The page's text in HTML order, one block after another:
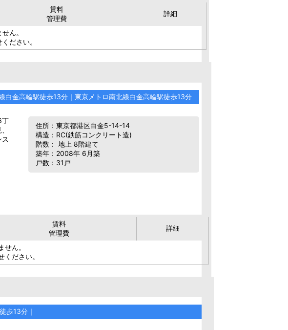
賃料
管理費
詳細
ん。
ださい。
白金高輪駅徒歩13分｜東京メトロ南北線白金高輪駅徒歩13分
丁
住所：東京都港区白金5-14-14
構造：RC(鉄筋コンクリート造)
階数： 地上 8階建て
築年：2008年 6月築
戸数：31戸
賃料
管理費
詳細
ん。
ください。
歩13分｜